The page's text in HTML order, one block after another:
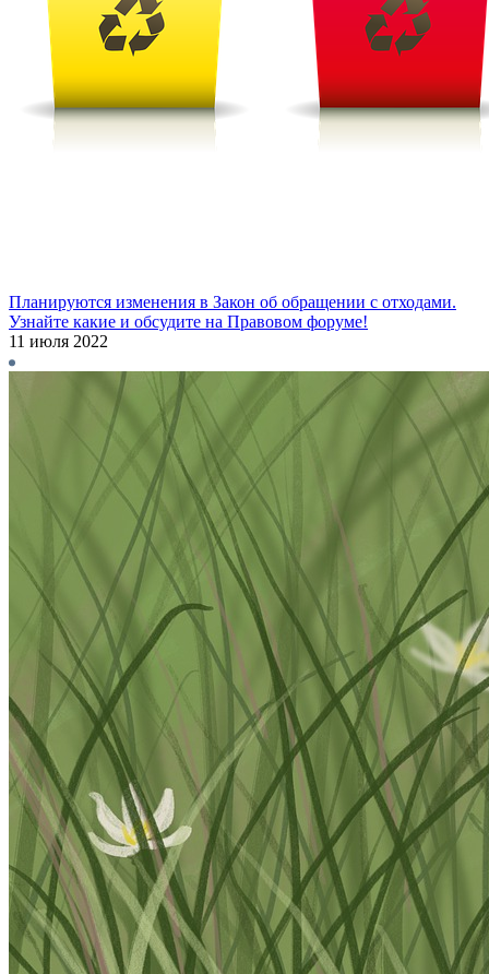
Планируются изменения в Закон об обращении с отходами.
Узнайте какие и обсудите на Правовом форуме!
11 июля 2022